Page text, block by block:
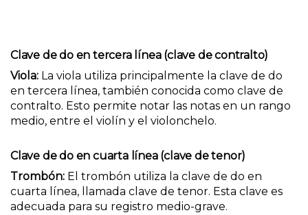
Clave de do en tercera línea (clave de contralto)
Viola: La viola utiliza principalmente la clave de do
en tercera línea, también conocida como clave de
contralto. Esto permite notar las notas en un rango
medio, entre el violín y el violonchelo.
Clave de do en cuarta línea (clave de tenor)
Trombón: El trombón utiliza la clave de do en
cuarta línea, llamada clave de tenor. Esta clave es
adecuada para su registro medio-grave.